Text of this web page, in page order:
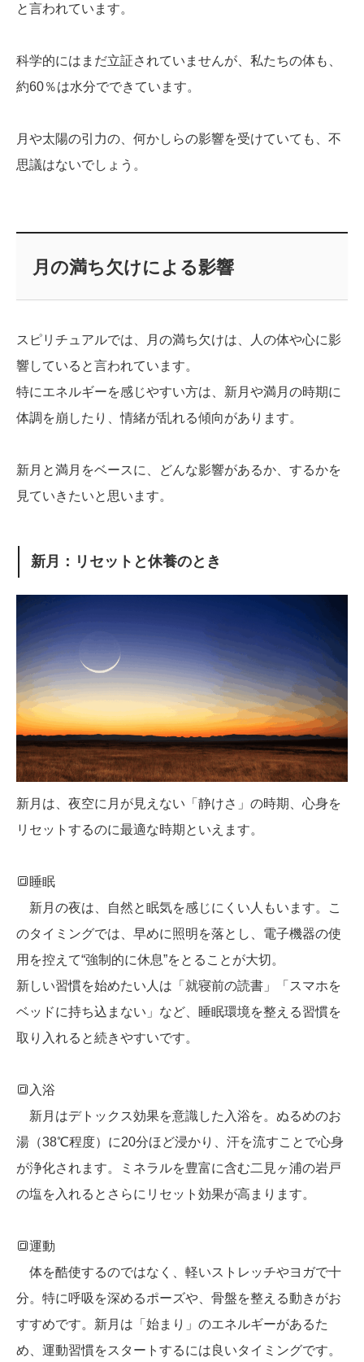
と言われています。
科学的にはまだ立証されていませんが、私たちの体も、
約60％は水分でできています。
月や太陽の引力の、何かしらの影響を受けていても、不
思議はないでしょう。
月の満ち欠けによる影響
スピリチュアルでは、月の満ち欠けは、人の体や心に影
響していると言われています。
特にエネルギーを感じやすい方は、新月や満月の時期に
体調を崩したり、情緒が乱れる傾向があります。
新月と満月をベースに、どんな影響があるか、するかを
見ていきたいと思います。
新月：リセットと休養のとき
新月は、夜空に月が見えない「静けさ」の時期、心身を
リセットするのに最適な時期といえます。
🔳睡眠
新月の夜は、自然と眠気を感じにくい人もいます。こ
のタイミングでは、早めに照明を落とし、電子機器の使
用を控えて“強制的に休息”をとることが大切。
新しい習慣を始めたい人は「就寝前の読書」「スマホを
ベッドに持ち込まない」など、睡眠環境を整える習慣を
取り入れると続きやすいです。
🔳入浴
新月はデトックス効果を意識した入浴を。ぬるめのお
湯（38℃程度）に20分ほど浸かり、汗を流すことで心身
が浄化されます。ミネラルを豊富に含む二見ヶ浦の岩戸
の塩を入れるとさらにリセット効果が高まります。
🔳運動
体を酷使するのではなく、軽いストレッチやヨガで十
分。特に呼吸を深めるポーズや、骨盤を整える動きがお
すすめです。新月は「始まり」のエネルギーがあるた
め、運動習慣をスタートするには良いタイミングです。